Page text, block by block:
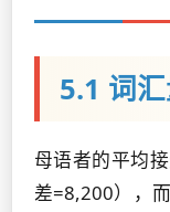
5.1 词
母语者的平均
差=8,200），